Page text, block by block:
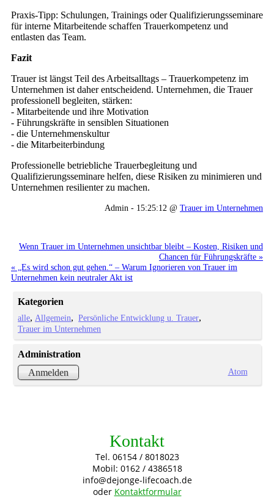
Praxis-Tipp: Schulungen, Trainings oder Qualifizierungsseminare
für interne Mitarbeitende schaffen Trauerkompetenz und
entlasten das Team.
Fazit
Trauer ist längst Teil des Arbeitsalltags – Trauerkompetenz im
Unternehmen ist daher entscheidend. Unternehmen, die Trauer
professionell begleiten, stärken:
- Mitarbeitende und ihre Motivation
- Führungskräfte in sensiblen Situationen
- die Unternehmenskultur
- die Mitarbeiterbindung
Professionelle betriebliche Trauerbegleitung und
Qualifizierungsseminare helfen, diese Risiken zu minimieren und
Unternehmen resilienter zu machen.
Admin - 15:25:12 @Trauer im Unternehmen
Wenn Trauer im Unternehmen unsichtbar bleibt – Kosten, Risiken und
Chancen für Führungskräfte »
« „Es wird schon gut gehen.“ – Warum Ignorieren von Trauer im
Unternehmen kein neutraler Akt ist
Kategorien
alle Allgemein
Persönliche Entwicklung u. Trauer
Trauer im Unternehmen
Administration
Anmelden
Atom
Kontakt
Tel. 06154 / 8018023
Mobil: 0162 / 4386518
info@dejonge-lifecoach.de
oder Kontaktformular